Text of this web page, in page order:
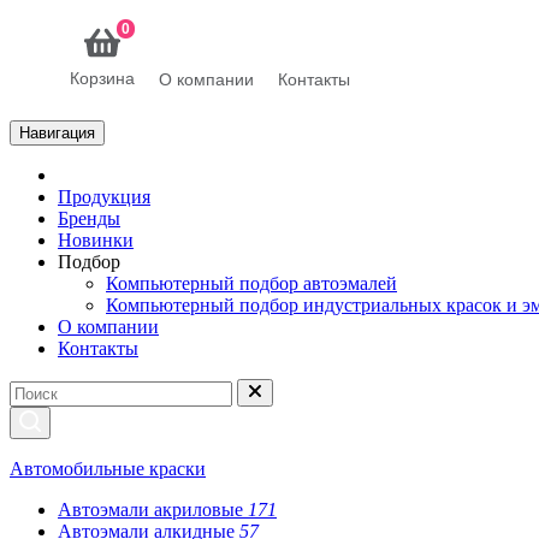
0
Корзина О компании Контакты
Навигация
Продукция
Бренды
Новинки
Подбор
Компьютерный подбор автоэмалей
Компьютерный подбор индустриальных красок и
О компании
Контакты
Автомобильные краски
Автоэмали акриловые 171
Автоэмали алкидные 57